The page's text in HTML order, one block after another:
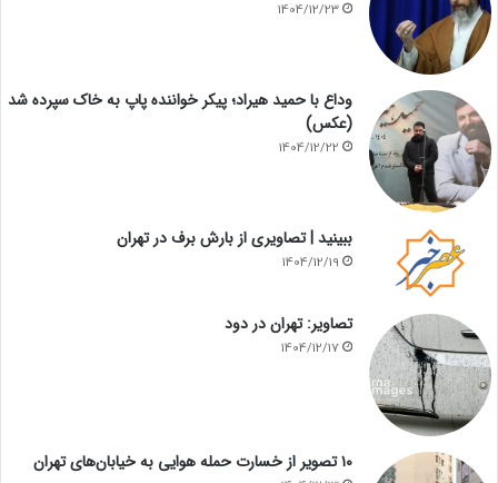
1404/12/23
وداع با حمید هیراد؛ پیکر خواننده پاپ به خاک سپرده شد
(عکس)
1404/12/22
ببینید | تصاویری از بارش برف در تهران
1404/12/19
تصاویر: تهران در دود
1404/12/17
۱۰ تصویر از خسارت حمله هوایی به خیابان‌های تهران